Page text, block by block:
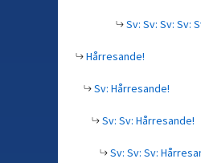
Sv: Sv: Sv: Sv:
Hårresande!
Sv: Hårresande!
Sv: Sv: Hårresande!
Sv: Sv: Sv: